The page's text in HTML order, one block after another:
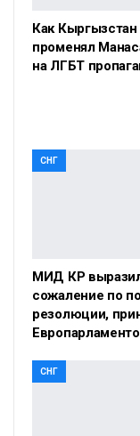
Как Кыргызстан
променял
на ЛГБТ
СНГ
МИД КР
сожаление по
резолюции,
СНГ